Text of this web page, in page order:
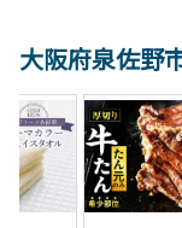
大阪府泉佐野